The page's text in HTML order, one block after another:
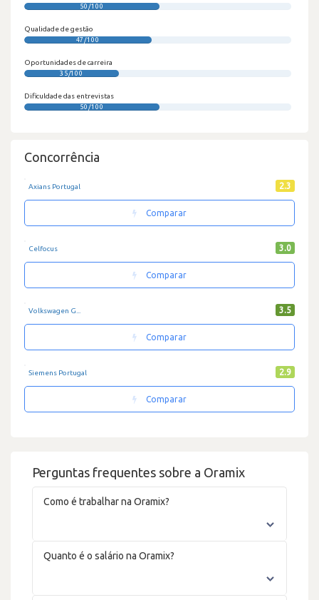
Perguntas frequentes sobre a Oramix
Como é trabalhar na Oramix?
Quanto é o salário na Oramix?
50/100
Qualidade de gestão
47/100
Oportunidades de carreira
35/100
Dificuldade das entrevistas
50/100
Concorrência
Axians Portugal 2.3
Comparar
Celfocus 3.0
Comparar
Volkswagen G... 3.5
Comparar
Siemens Portugal 2.9
Comparar